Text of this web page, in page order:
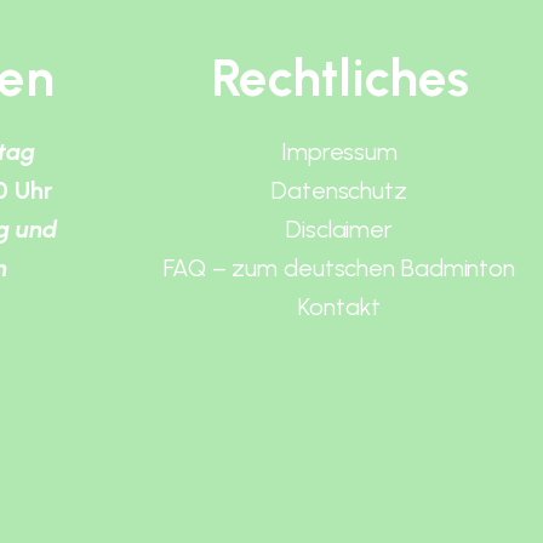
Uhr
und
Rechtliches
Impressum
Datenschutz
Disclaimer
FAQ – zum deutschen Badminton
Kontakt